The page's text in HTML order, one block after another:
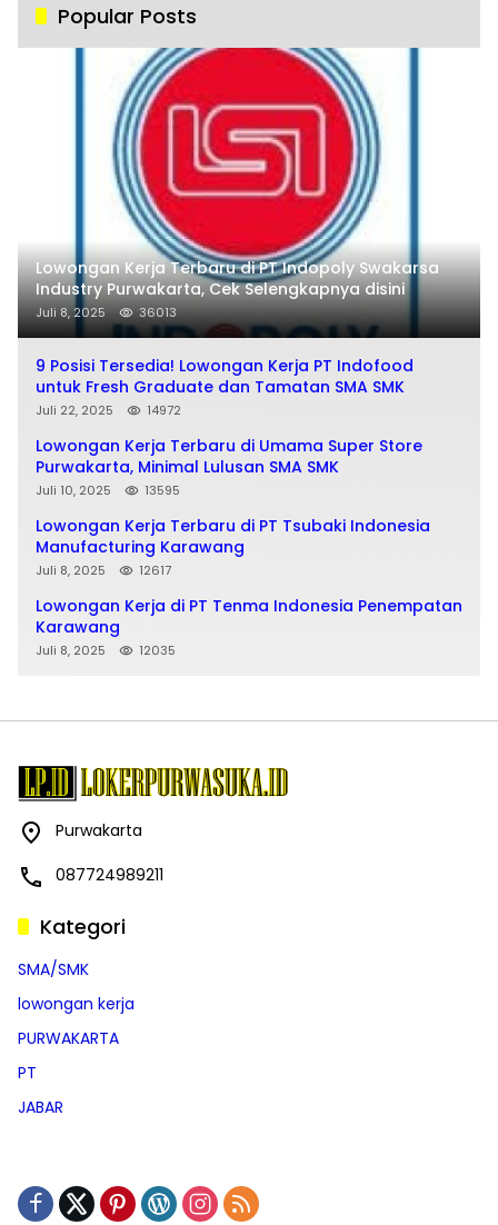
Popular Posts
Lowongan Kerja Terbaru di PT Indopoly Swakarsa
Industry Purwakarta, Cek Selengkapnya disini
Juli 8, 2025 36013
9 Posisi Tersedia! Lowongan Kerja PT Indofood
untuk Fresh Graduate dan Tamatan SMA SMK
Juli 22, 2025 14972
Lowongan Kerja Terbaru di Umama Super Store
Purwakarta, Minimal Lulusan SMA SMK
Juli 10, 2025 13595
Lowongan Kerja Terbaru di PT Tsubaki Indonesia
Manufacturing Karawang
Juli 8, 2025 12617
Lowongan Kerja di PT Tenma Indonesia Penempatan
Karawang
Juli 8, 2025 12035
Purwakarta
087724989211
Kategori
SMA/SMK
lowongan kerja
PURWAKARTA
PT
JABAR